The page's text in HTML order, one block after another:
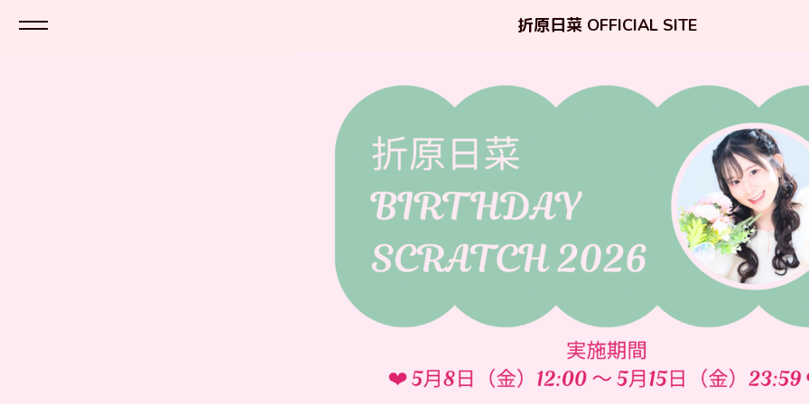
折原日菜 OFFICIAL SITE